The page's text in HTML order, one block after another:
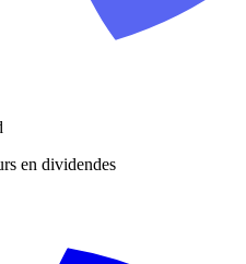
en dividendes